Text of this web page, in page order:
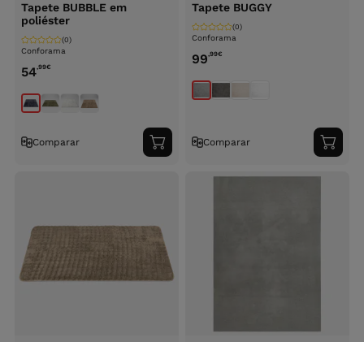
Tapete BUBBLE em
poliéster
Conforama
(0)
54,99€
Comparar
Adicionar
ao
Tapete BUGGY
Conforama
(0)
99,99€
Comparar
ao